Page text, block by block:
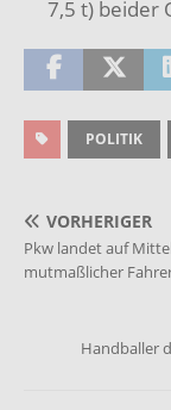
7,5 t) beider
POLITIK
VORHERIGER
Pkw landet auf
mutmaßlicher
Handballer